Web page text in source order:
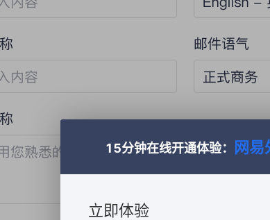
15分钟在线开通体验： 网易
立即体验